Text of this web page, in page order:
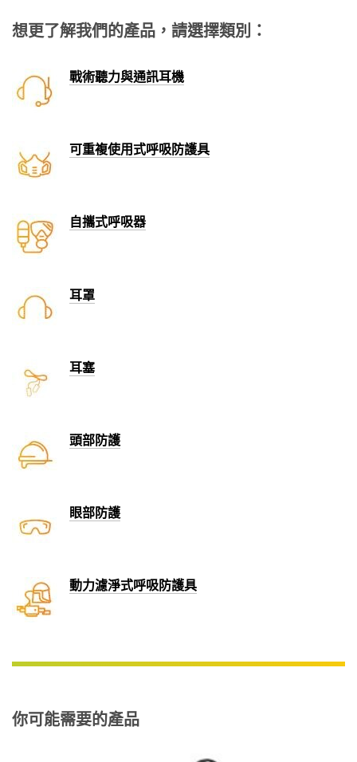
想更了解我們的產品，請選擇類別：
戰術聽力與通訊耳機
可重複使用式呼吸防護具
自攜式呼吸器
耳罩
耳塞
頭部防護
眼部防護
動力濾淨式呼吸防護具
你可能需要的產品